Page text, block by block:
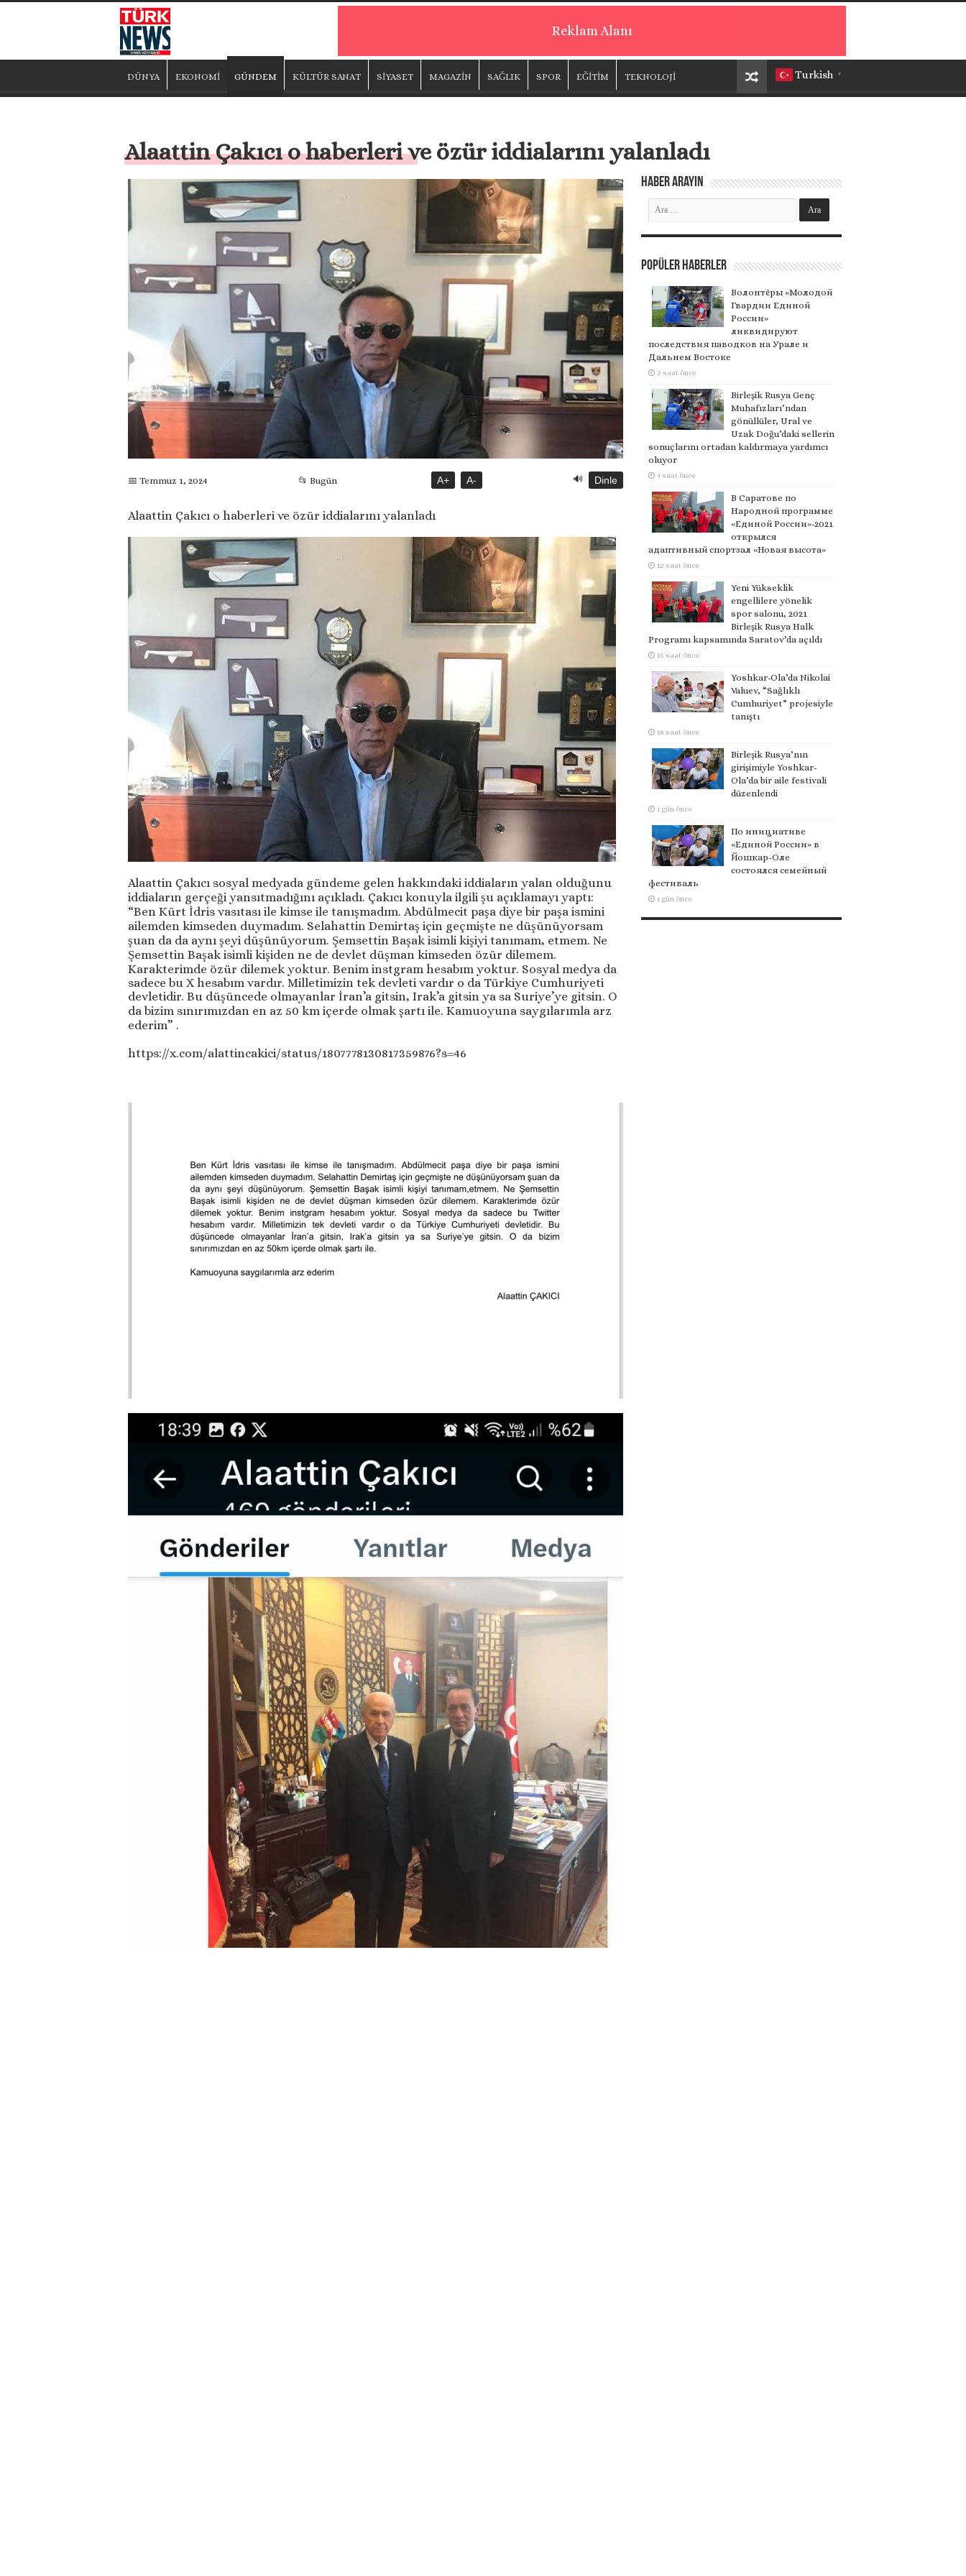
Reklam Alanı
Turkish ▼
DÜNYA EKONOMİ GÜNDEM KÜLTÜR SANAT SİYASET MAGAZİN SAĞLIK SPOR EĞİTİM TEKNOLOJİ
Alaattin Çakıcı o haberleri ve özür iddialarını yalanladı
📅 Temmuz 1, 2024 📂 Bugün A+ A- 🔊 Dinle
Alaattin Çakıcı o haberleri ve özür iddialarını yalanladı
Alaattin Çakıcı sosyal medyada gündeme gelen hakkındaki iddiaların yalan olduğunu
iddiaların gerçeği yansıtmadığını açıkladı. Çakıcı konuyla ilgili şu açıklamayı yaptı:
“Ben Kürt İdris vasıtası ile kimse ile tanışmadım. Abdülmecit paşa diye bir paşa ismini
ailemden kimseden duymadım. Selahattin Demirtaş için geçmişte ne düşünüyorsam
şuan da da aynı şeyi düşünüyorum. Şemsettin Başak isimli kişiyi tanımam, etmem. Ne
Şemsettin Başak isimli kişiden ne de devlet düşman kimseden özür dilemem.
Karakterimde özür dilemek yoktur. Benim instgram hesabım yoktur. Sosyal medya da
sadece bu X hesabım vardır. Milletimizin tek devleti vardır o da Türkiye Cumhuriyeti
devletidir. Bu düşüncede olmayanlar İran’a gitsin, Irak’a gitsin ya sa Suriye’ye gitsin. O
da bizim sınırımızdan en az 50 km içerde olmak şartı ile. Kamuoyuna saygılarımla arz
ederim” .
https://x.com/alattincakici/status/1807778130817359876?s=46
Haber Arayın
Popüler Haberler
Волонтёры «Молодой
Гвардии Единой
России»
ликвидируют
последствия паводков на Урале и
Дальнем Востоке
2 saat önce
Birleşik Rusya Genç
Muhafızları’ndan
gönüllüler, Ural ve
Uzak Doğu’daki sellerin
sonuçlarını ortadan kaldırmaya yardımcı
oluyor
4 saat önce
В Саратове по
Народной программе
«Единой России»-2021
открылся
адаптивный спортзал «Новая высота»
12 saat önce
Yeni Yükseklik
engellilere yönelik
spor salonu, 2021
Birleşik Rusya Halk
Programı kapsamında Saratov’da açıldı
15 saat önce
Yoshkar-Ola’da Nikolai
Valuev, “Sağlıklı
Cumhuriyet” projesiyle
tanıştı
18 saat önce
Birleşik Rusya’nın
girişimiyle Yoshkar-
Ola’da bir aile festivali
düzenlendi
1 gün önce
По инициативе
«Единой России» в
Йошкар-Оле
состоялся семейный
фестиваль
1 gün önce